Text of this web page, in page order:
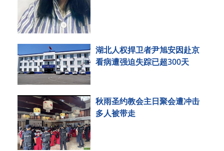
湖北人权捍卫者尹旭安因赴京
看病遭强迫失踪已超300天
秋雨圣约教会主日聚会遭冲击
多人被带走